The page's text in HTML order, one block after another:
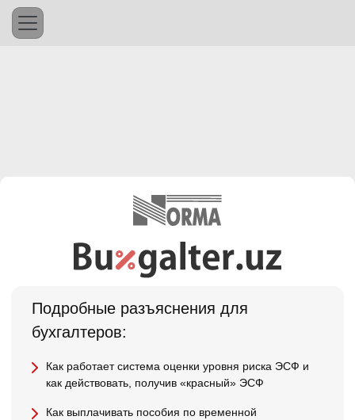
Подробные разъяснения для
бухгалтеров:
Как работает система оценки уровня риска ЭСФ и
как действовать, получив «красный» ЭСФ
Как выплачивать пособия по временной